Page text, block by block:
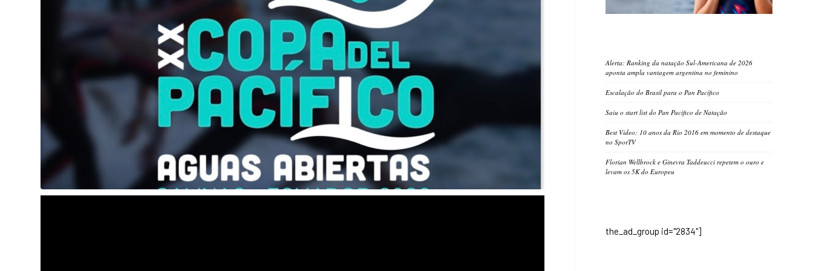
Alerta: Ranking da natação Sul-Americana de 2026
aponta ampla vantagem argentina no feminino
Escalação do Brasil para o Pan Pacífico
Saiu o start list do Pan Pacifico de Natação
Best Video: 10 anos da Rio 2016 em momento de destaque
no SporTV
Florian Wellbrock e Ginevra Taddeucci repetem o ouro e
levam os 5K do Europeu
the_ad_group id="2834"]